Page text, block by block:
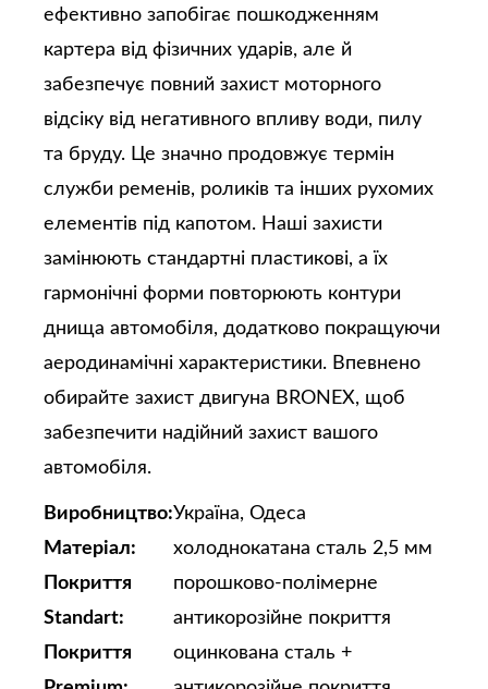
ефективно запобігає пошкодженням
картера від фізичних ударів, але й
забезпечує повний захист моторного
відсіку від негативного впливу води, пилу
та бруду. Це значно продовжує термін
служби ременів, роликів та інших рухомих
елементів під капотом. Наші захисти
замінюють стандартні пластикові, а їх
гармонічні форми повторюють контури
днища автомобіля, додатково покращуючи
аеродинамічні характеристики. Впевнено
обирайте захист двигуна BRONEX, щоб
забезпечити надійний захист вашого
автомобіля.
Виробництво:Україна, Одеса
Матеріал:
холоднокатана сталь 2,5 мм
Покриття
Standart:
порошково-полімерне
антикорозійне покриття
Покриття
оцинкована сталь +